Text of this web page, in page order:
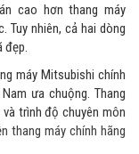
cao hơn thang máy
Tuy nhiên, cả hai dòng
đẹp.
máy Mitsubishi chính
ưa chuộng. Thang
trình độ chuyên môn
thang máy chính hãng